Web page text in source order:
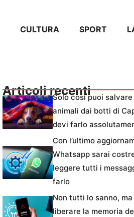
CULTURA SPORT
Articoli recenti
Solo così puoi
animali dai botti di
devi farlo
Con l’ultimo
Whatsapp sarai
leggere tutti i
farlo
Non tutti lo sanno,
liberare la memoria